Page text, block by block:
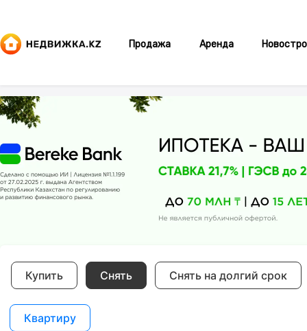
Продажа Аренда
Купить Снять Снять на долгий срок
Квартиру